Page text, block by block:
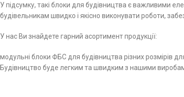
У підсумку, такі блоки для будівництва є важливими
будівельникам швидко і якісно виконувати роботи,
У нас Ви знайдете гарний асортимент продукції:
модульні блоки ФБС для будівництва різних розмірів
Будівництво буде легким та швидким з нашими